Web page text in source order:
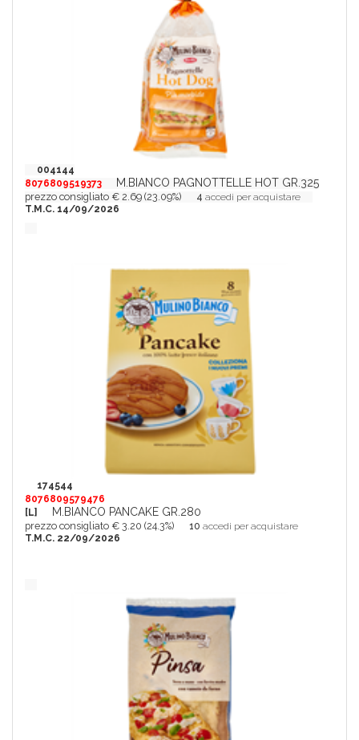
004144
8076809519373
M.BIANCO PAGNOTTELLE HOT GR.325
prezzo consigliato € 2.69 (23.09%) 4 accedi per acquistare
T.M.C. 14/09/2026
174544
8076809579476
[L]
M.BIANCO PANCAKE GR.280
prezzo consigliato € 3.20 (24.3%) 10 accedi per acquistare
T.M.C. 22/09/2026